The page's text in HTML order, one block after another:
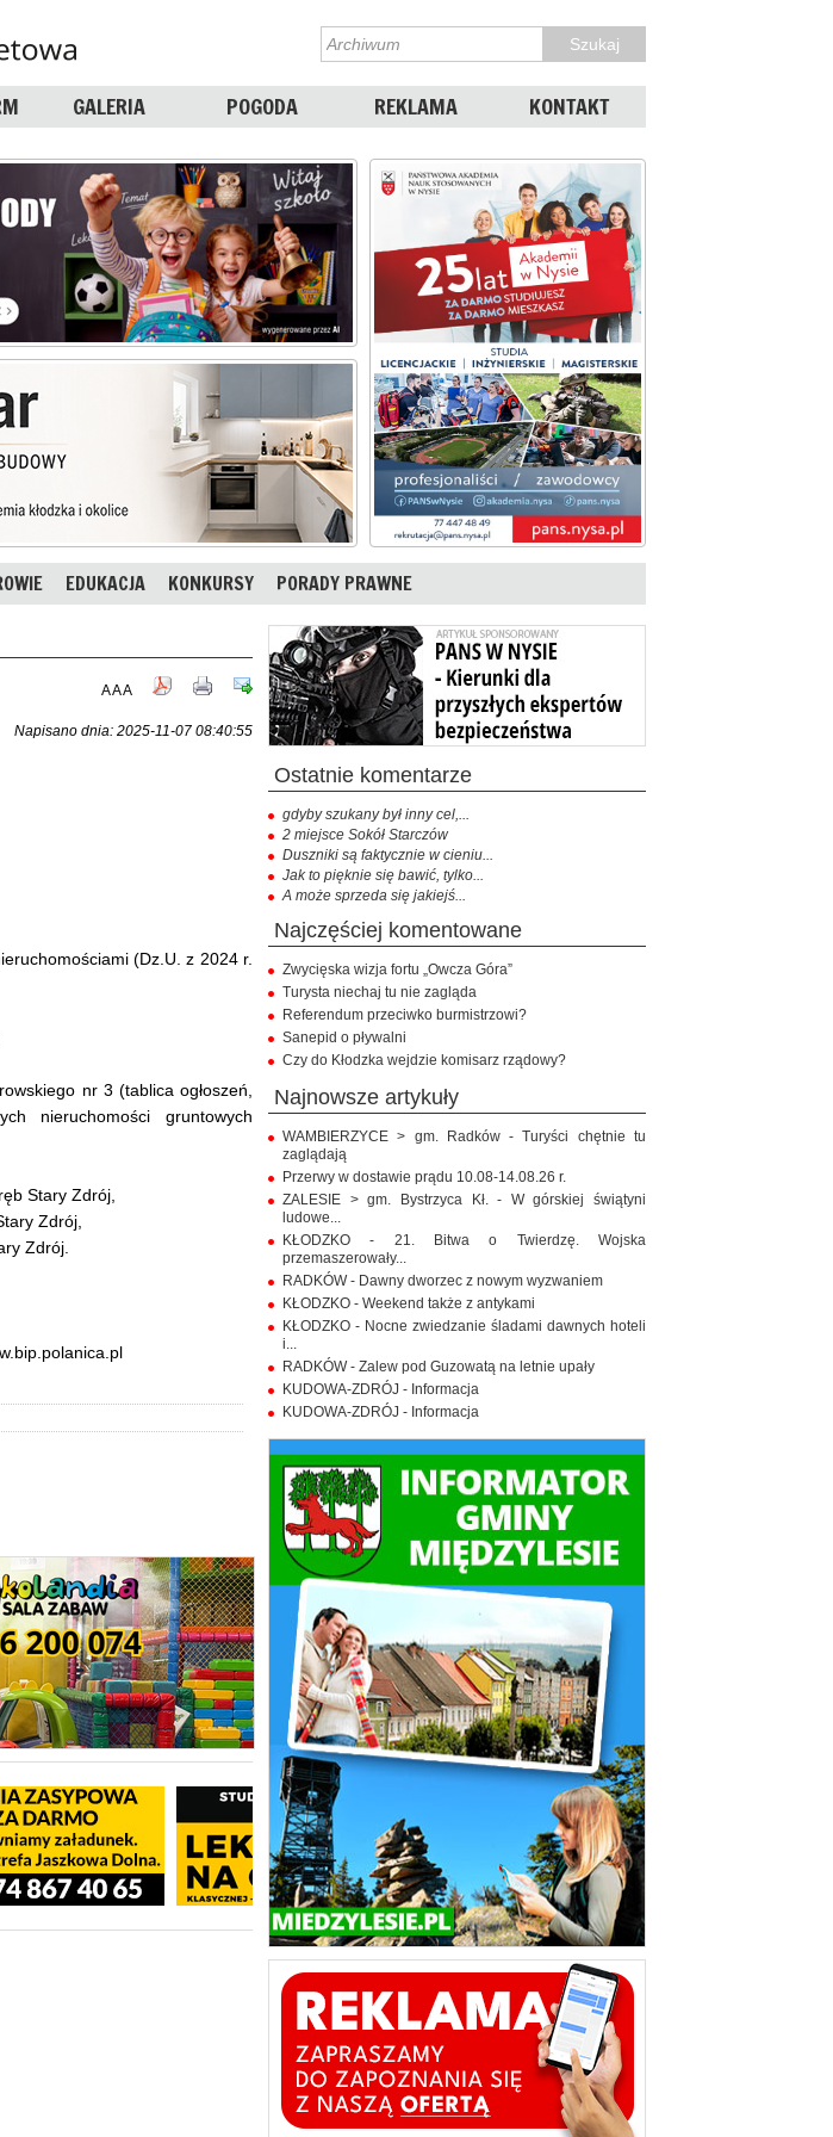
GALERIA POGODA REKLAMA KONTAKT
EDUKACJA KONKURSY PORADY PRAWNE
AAA
Napisano dnia: 2025-11-07 08:40:55
(Dz.U. z 2024 r.
nr 3 (tablica ogłoszeń,
nieruchomości gruntowych
Stary Zdrój,
Zdrój,
Zdrój.
ostatnie komentarze
gdyby szukany był inny cel,...
2 miejsce Sokół Starczów
Duszniki są faktycznie w cieniu...
Jak to pięknie się bawić, tylko...
A może sprzeda się jakiejś...
najczęściej komentowane
Zwycięska wizja fortu „Owcza Góra”
Turysta niechaj tu nie zagląda
Referendum przeciwko burmistrzowi?
Sanepid o pływalni
Czy do Kłodzka wejdzie komisarz rządowy?
najnowsze artykuły
WAMBIERZYCE > gm. Radków - Turyści chętnie tu
zaglądają
Przerwy w dostawie prądu 10.08-14.08.26 r.
ZALESIE > gm. Bystrzyca Kł. - W górskiej świątyni
ludowe...
KŁODZKO - 21. Bitwa o Twierdzę. Wojska
przemaszerowały...
RADKÓW - Dawny dworzec z nowym wyzwaniem
KŁODZKO - Weekend także z antykami
KŁODZKO - Nocne zwiedzanie śladami dawnych hoteli
i...
RADKÓW - Zalew pod Guzowatą na letnie upały
KUDOWA-ZDRÓJ - Informacja
KUDOWA-ZDRÓJ - Informacja